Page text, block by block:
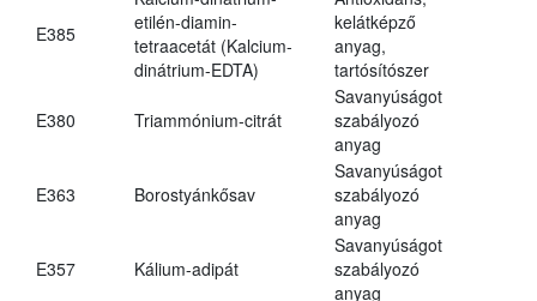
E385
etilén-diamin-
tetraacetát (Kalcium-
dinátrium-EDTA)
kelátképző
anyag,
tartósítószer
E380 Triammónium-citrát
Savanyúságot
szabályozó
anyag
E363 Borostyánkősav
Savanyúságot
szabályozó
anyag
E357 Kálium-adipát
Savanyúságot
szabályozó
anyag